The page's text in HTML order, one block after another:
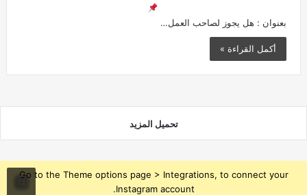
بعنوان : هل يجوز لصاحب العمل…
أكمل القراءة »
تحميل المزيد
Go to the Theme options page > Integrations, to connect your
Instagram account.